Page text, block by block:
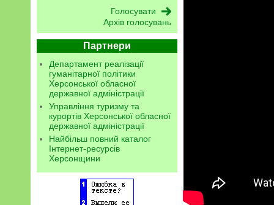
Архів голосувань
Партнери
Департамент реалізації
гуманітарної політики
Херсонської обласної
державної адміністрації
Управління туризму та
курортів Херсонської обласної
державної адміністрації
Найбільш повний каталог
Інтернет-ресурсів
Херсонщини